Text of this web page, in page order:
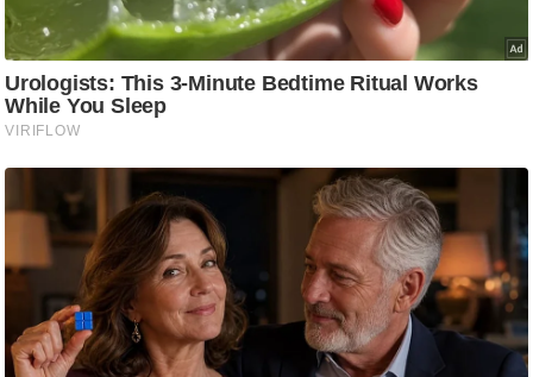
ला
इ
फ
स्टा
इ
ल
टे
क्नॉ
लॉ
जी
ब्यू
टी